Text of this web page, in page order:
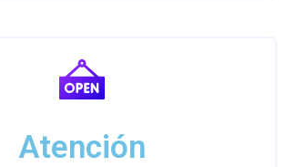
Atención